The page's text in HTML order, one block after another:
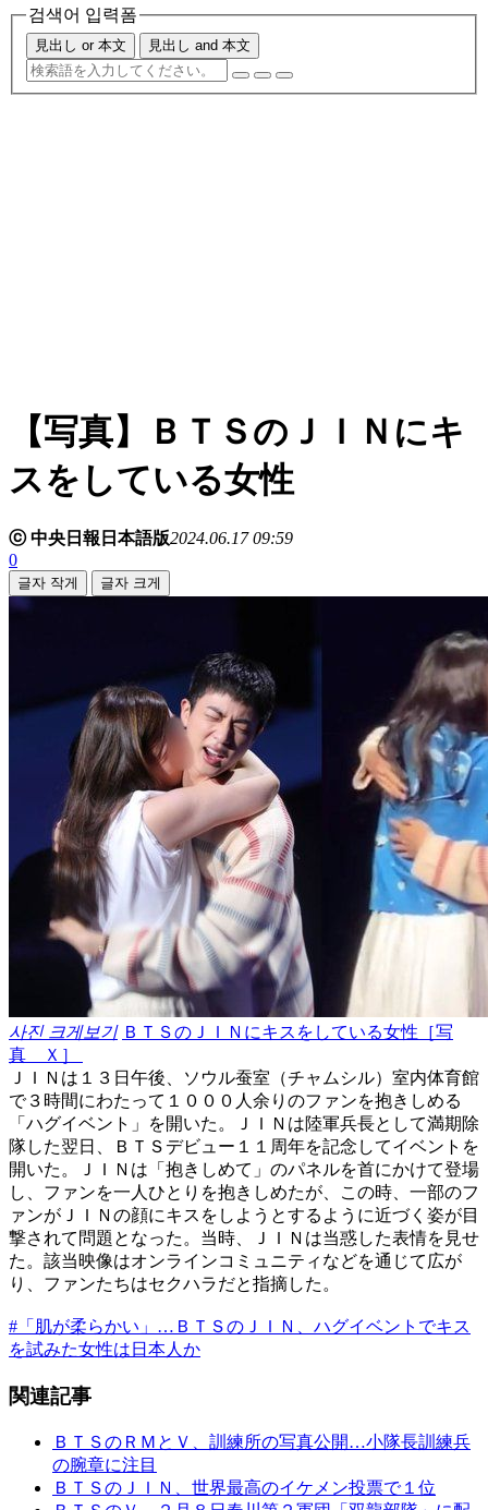
검색어 입력폼
見出し or 本文 見出し and 本文
【写真】ＢＴＳのＪＩＮにキ
スをしている女性
ⓒ 中央日報日本語版2024.06.17 09:59
0
글자 작게 글자 크게
사진 크게보기 ＢＴＳのＪＩＮにキスをしている女性［写
真 Ｘ］ ​
ＪＩＮは１３日午後、ソウル蚕室（チャムシル）室内体育館
で３時間にわたって１０００人余りのファンを抱きしめる
「ハグイベント」を開いた。ＪＩＮは陸軍兵長として満期除
隊した翌日、ＢＴＳデビュー１１周年を記念してイベントを
開いた。ＪＩＮは「抱きしめて」のパネルを首にかけて登場
し、ファンを一人ひとりを抱きしめたが、この時、一部のフ
ァンがＪＩＮの顔にキスをしようとするように近づく姿が目
撃されて問題となった。当時、ＪＩＮは当惑した表情を見せ
た。該当映像はオンラインコミュニティなどを通じて広が
り、ファンたちはセクハラだと指摘した。
#「肌が柔らかい」…ＢＴＳのＪＩＮ、ハグイベントでキス
を試みた女性は日本人か
関連記事
ＢＴＳのＲＭとＶ、訓練所の写真公開…小隊長訓練兵
の腕章に注目
ＢＴＳのＪＩＮ、世界最高のイケメン投票で１位